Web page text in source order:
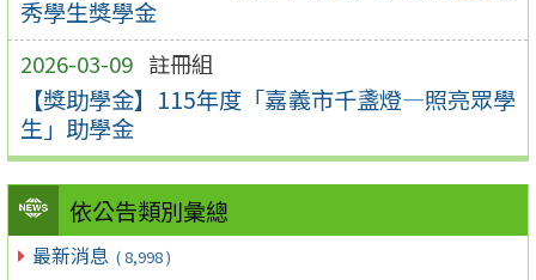
秀學生獎學金
2026-03-09 註冊組
【獎助學金】115年度「嘉義市千盞燈—照亮眾學
生」助學金
依公告類別彙總
最新消息 ( 8,998 )